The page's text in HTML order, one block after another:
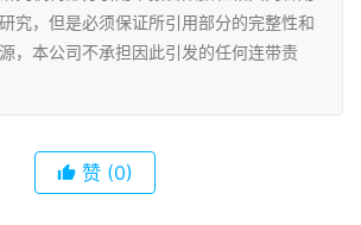
究，但是必须保证所引用部分的完整性和
，本公司不承担因此引发的任何连带责
赞 (0)